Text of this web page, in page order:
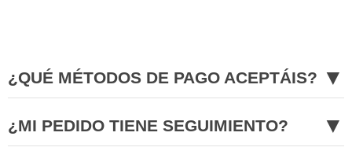
¿QUÉ MÉTODOS DE PAGO ACEPTÁIS? ▼
¿MI PEDIDO TIENE SEGUIMIENTO? ▼